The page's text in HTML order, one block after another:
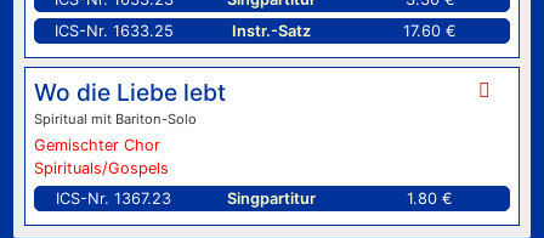
ICS-Nr. 1633.25
Instr.-Satz 17.60 €
Wo die Liebe lebt
Spiritual mit Bariton-Solo
Gemischter Chor
Spirituals/Gospels
ICS-Nr. 1367.23
Singpartitur 1.80 €